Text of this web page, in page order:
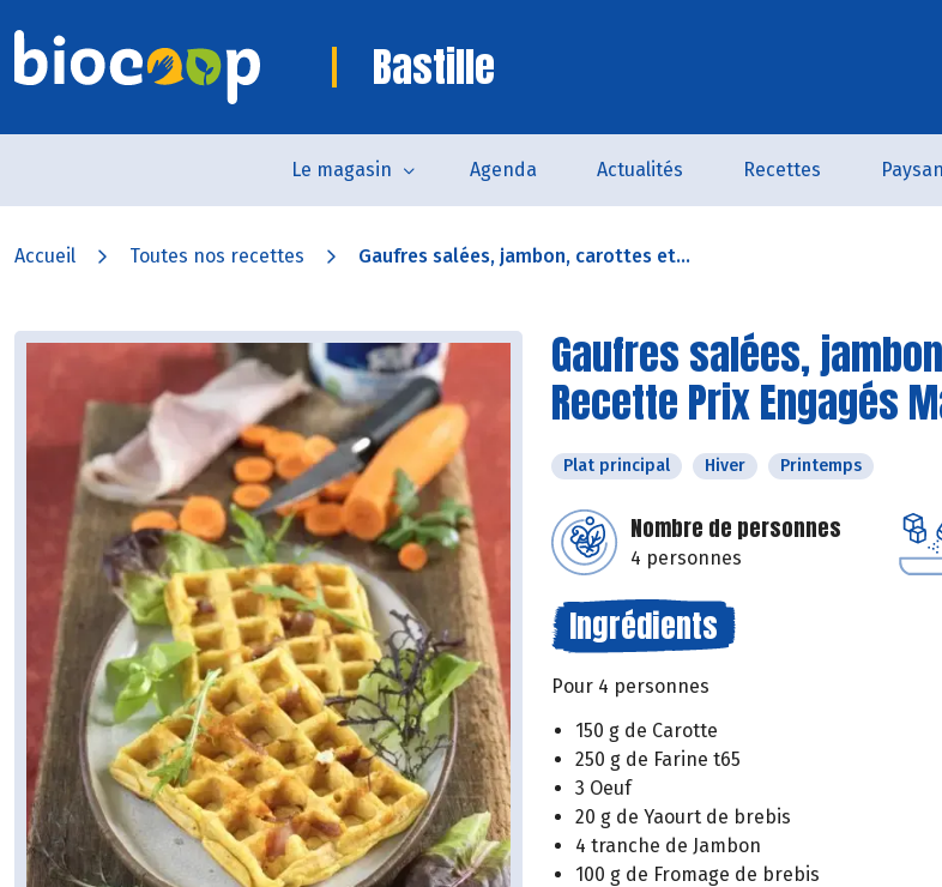
Bastille
Le magasin Agenda Actualités Recettes
Accueil Toutes nos recettes Gaufres salées, jambon, carottes et...
Gaufres salées,
Recette Prix Engagés
Plat principal Hiver Printemps
Nombre de personnes
4 personnes
Ingrédients
Pour 4 personnes
150 g de Carotte
250 g de Farine t65
3 Oeuf
20 g de Yaourt de brebis
4 tranche de Jambon
100 g de Fromage de brebis